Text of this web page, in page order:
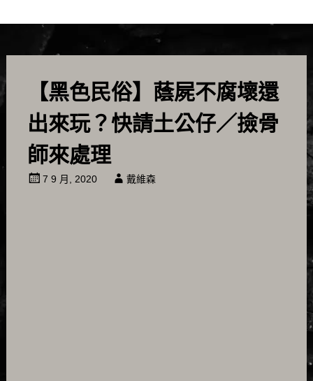
【黑色民俗】蔭屍不腐壞還
出來玩？快請土公仔／撿骨
師來處理
7 9 月, 2020 戴維森